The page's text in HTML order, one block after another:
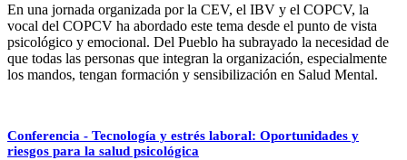
En una jornada organizada por la CEV, el IBV y el COPCV, la
vocal del COPCV ha abordado este tema desde el punto de vista
psicológico y emocional. Del Pueblo ha subrayado la necesidad de
que todas las personas que integran la organización, especialmente
los mandos, tengan formación y sensibilización en Salud Mental.
Conferencia - Tecnología y estrés laboral: Oportunidades y
riesgos para la salud psicológica